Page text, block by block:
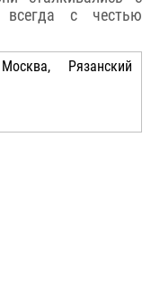
с честью
Рязанский